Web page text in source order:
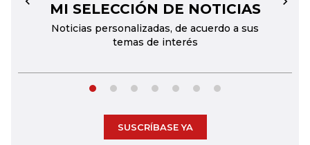
MI SELECCIÓN DE NOTICIAS
Noticias personalizadas, de acuerdo a sus
temas de interés
← →
SUSCRÍBASE YA